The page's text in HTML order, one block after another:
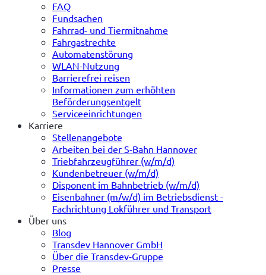
FAQ
Fundsachen
Fahrrad- und Tiermitnahme
Fahrgastrechte
Automatenstörung
WLAN-Nutzung
Barrierefrei reisen
Informationen zum erhöhten
Beförderungsentgelt
Serviceeinrichtungen
Karriere
Stellenangebote
Arbeiten bei der S-Bahn Hannover
Triebfahrzeugführer (w/m/d)
Kundenbetreuer (w/m/d)
Disponent im Bahnbetrieb (w/m/d)
Eisenbahner (m/w/d) im Betriebsdienst -
Fachrichtung Lokführer und Transport
Über uns
Blog
Transdev Hannover GmbH
Über die Transdev-Gruppe
Presse